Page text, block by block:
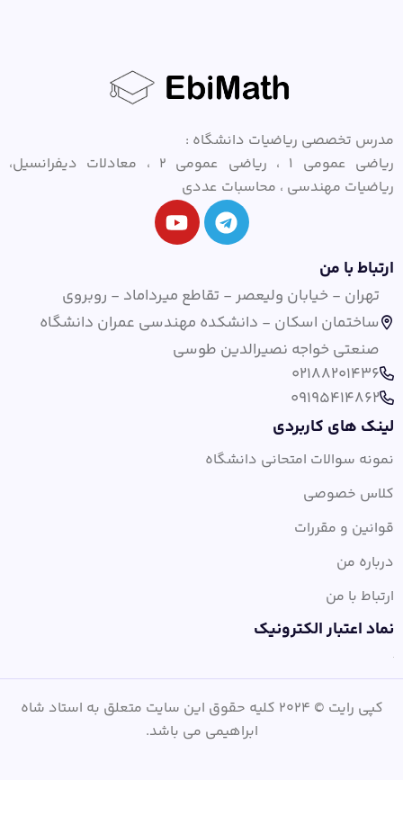
مدرس تخصصی ریاضیات دانشگاه :
ریاضی عمومی ۱ ، ریاضی عمومی ۲ ، معادلات دیفرانسیل،
ریاضیات مهندسی ، محاسبات عددی
ارتباط با من
تهران - خیابان ولیعصر - تقاطع میرداماد - روبروی
ساختمان اسکان - دانشکده مهندسی عمران دانشگاه
صنعتی خواجه نصیرالدین طوسی
02188201436
09195414862
لینک های کاربردی
نمونه سوالات امتحانی دانشگاه
کلاس خصوصی
قوانین و مقررات
درباره من
ارتباط با من
نماد اعتبار الکترونیک
کپی رایت © 2024 کلیه حقوق این سایت متعلق به استاد شاه
ابراهیمی می باشد.